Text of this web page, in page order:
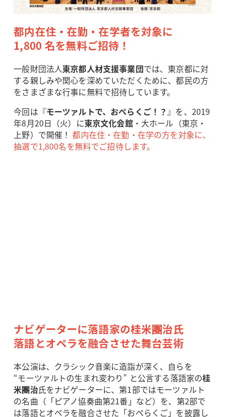
都内在住・在勤・在学者を対象に
1,800 名を無料ご招待！
一般財団法人東京都人材支援事業団では、東京都に対
する親しみや関心を深めていただくために、都民の方
をさまざまな行事に無料で招待しています。
今回は『モーツァルトで、おぺらくご！？ 』を、2019
年8月20日（火）に東京文化会館・大ホール（東京・
上野）で開催！都内在住・在勤・在学の方を対象に、
抽選で1,800名を無料でご招待します。
ナビゲーターに落語家の桂米團治氏
落語とオペラを融合させた舞台芸術
本公演は、クラシック音楽に造詣が深く、自らを
“モーツァルトの生まれ変わり” と公言する落語家の桂
米團治氏をナビゲーターに、第1部ではモーツァルト
の名曲（「ピアノ協奏曲第21番」など）を、第2部で
は落語とオペラを融合させた「おぺらくご」を披露し